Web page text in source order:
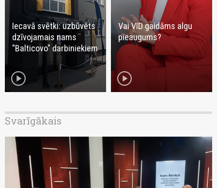
Iecavā svētki: uzbūvēts
dzīvojamais nams
"Balticovo" darbiniekiem
play_circle
Vai VID gaidāms algu
pieaugums?
play_circle
Svarīgākais